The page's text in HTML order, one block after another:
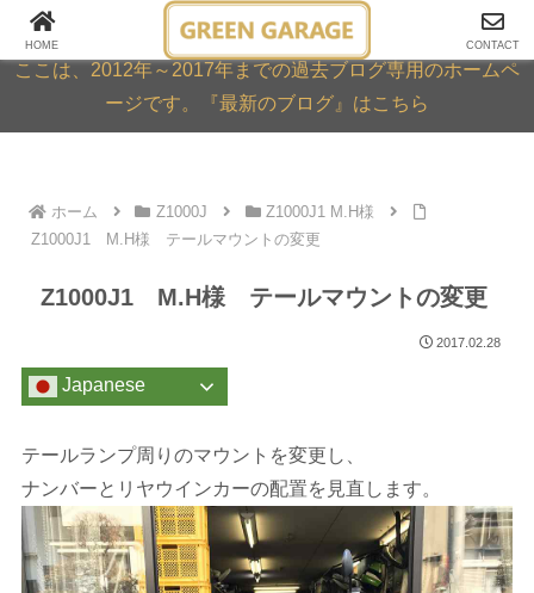
GREEN GARAGE ARCHIVE
ここは、2012年～2017年までの過去ブログ専用のホームペ
ージです。『最新のブログ』はこちら
ホーム Z1000J
Z1000J1 M.H様
Z1000J1 M.H様 テールマウントの変更
Z1000J1 M.H様 テールマウントの変更
2017.02.28
Japanese
テールランプ周りのマウントを変更し、
ナンバーとリヤウインカーの配置を見直します。
HOME CONTACT